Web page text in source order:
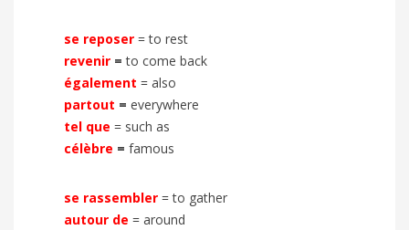
se reposer = to rest
revenir =to come back
également = also
partout = everywhere
tel que = such as
célèbre = famous
se rassembler = to gather
autour de = around